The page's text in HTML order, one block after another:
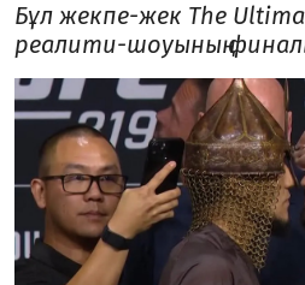
Бұл жекпе-жек The
реалити-шоуының